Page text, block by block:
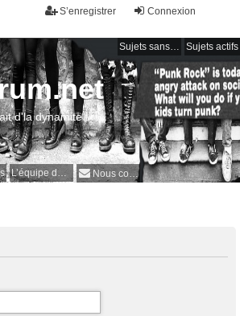
Connexion
S’enregistrer
Sujets sans réponse Sujets actifs
L’équipe du forum Nous contacter
d'la dynamite !